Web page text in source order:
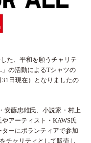
た、平和を願うチャリテ
」の活動によるTシャツの
31日現在）となりましたの
安藤忠雄氏、小説家・村上
アーティスト・KAWS氏
ーにボランティアで参加
チャリティとして販売し